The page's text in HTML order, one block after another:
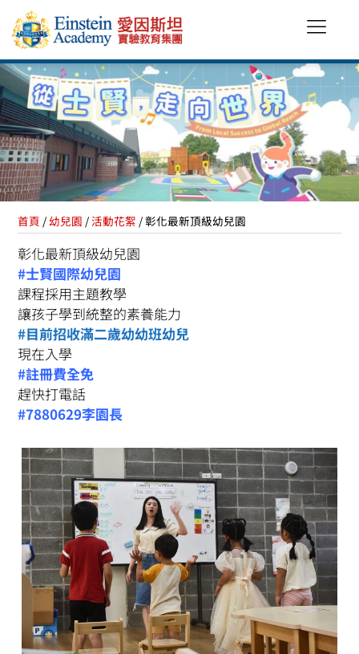
首頁 / 幼兒園 /活動花絮 / 彰化最新頂級幼兒園
彰化最新頂級幼兒園
#士賢國際幼兒園
課程採用主題教學
讓孩子學到統整的素養能力
#目前招收滿二歲幼幼班幼兒
現在入學
#註冊費全免
趕快打電話
#7880629李園長